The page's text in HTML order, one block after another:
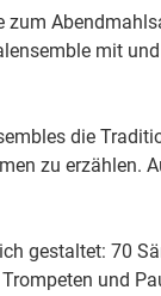
zum
mit
die
zu erzählen.
gestaltet: 70
und